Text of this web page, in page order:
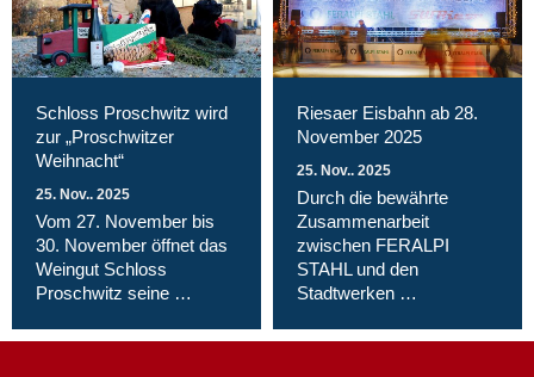
Schloss Proschwitz wird
zur „Proschwitzer
Weihnacht“
25. Nov.. 2025
Vom 27. November bis
30. November öffnet das
Weingut Schloss
Proschwitz seine …
Riesaer Eisbahn ab 28.
November 2025
25. Nov.. 2025
Durch die bewährte
Zusammenarbeit
zwischen FERALPI
STAHL und den
Stadtwerken …